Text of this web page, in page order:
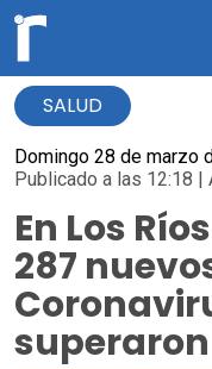
SALUD
Domingo 28 de marzo
Publicado a las 12:18 |
En Los
287